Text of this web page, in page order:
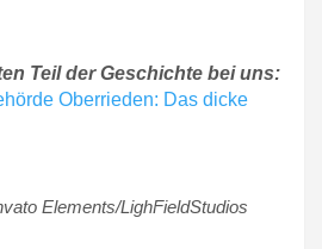
Teil der Geschichte bei uns:
Oberrieden: Das dicke
Elements/LighFieldStudios